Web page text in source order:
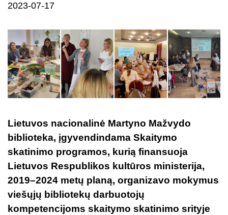
2023-07-17
Lietuvos nacionalinė Martyno Mažvydo
biblioteka, įgyvendindama Skaitymo
skatinimo programos, kurią finansuoja
Lietuvos Respublikos kultūros ministerija,
2019–2024 metų planą, organizavo mokymus
viešųjų bibliotekų darbuotojų
kompetencijoms skaitymo skatinimo srityje